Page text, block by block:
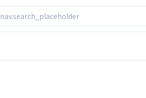
nav.search_placeholder